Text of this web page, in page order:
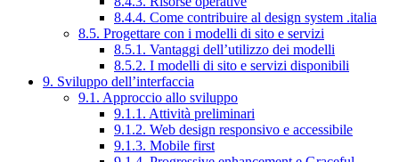
8.4.4. Come contribuire al design system .italia
8.5. Progettare con i modelli di sito e servizi
8.5.1. Vantaggi dell’utilizzo dei modelli
8.5.2. I modelli di sito e servizi disponibili
9. Sviluppo dell’interfaccia
9.1. Approccio allo sviluppo
9.1.1. Attività preliminari
9.1.2. Web design responsivo e accessibile
9.1.3. Mobile first